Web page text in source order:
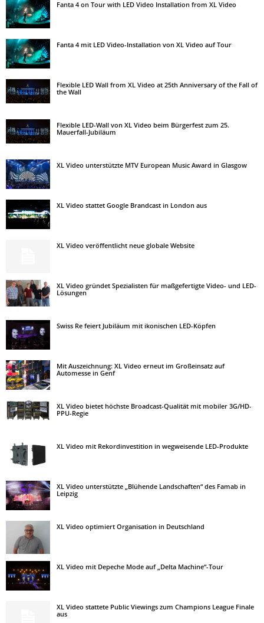
Fanta 4 on Tour with LED Video Installation from XL Video
Fanta 4 mit LED Video-Installation von XL Video auf Tour
Flexible LED Wall from XL Video at 25th Anniversary of the Fall of
the Wall
Flexible LED-Wall von XL Video beim Bürgerfest zum 25.
Mauerfall-Jubiläum
XL Video unterstützte MTV European Music Award in Glasgow
XL Video stattet Google Brandcast in London aus
XL Video veröffentlicht neue globale Website
XL Video gründet Spezialisten für maßgefertigte Video- und LED-
Lösungen
Swiss Re feiert Jubiläum mit ikonischen LED-Köpfen
Mit Auszeichnung: XL Video erneut im Großeinsatz auf
Automesse in Genf
XL Video bietet höchste Broadcast-Qualität mit mobiler 3G/HD-
PPU-Regie
XL Video mit Rekordinvestition in wegweisende LED-Produkte
XL Video unterstützte „Blühende Landschaften“ des Famab in
Leipzig
XL Video optimiert Organisation in Deutschland
XL Video mit Depeche Mode auf „Delta Machine“-Tour
XL Video stattete Public Viewings zum Champions League Finale
aus